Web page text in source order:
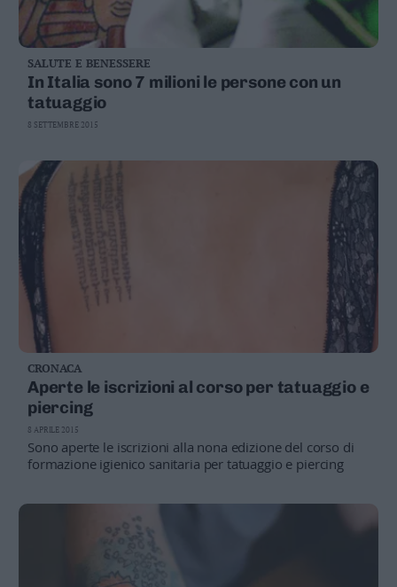
SALUTE E BENESSERE
In Italia sono 7 milioni le persone con un
tatuaggio
8 SETTEMBRE 2015
CRONACA
Aperte le iscrizioni al corso per tatuaggio e
piercing
Sono aperte le iscrizioni alla nona edizione del corso di
formazione igienico sanitaria per tatuaggio e piercing
8 APRILE 2015